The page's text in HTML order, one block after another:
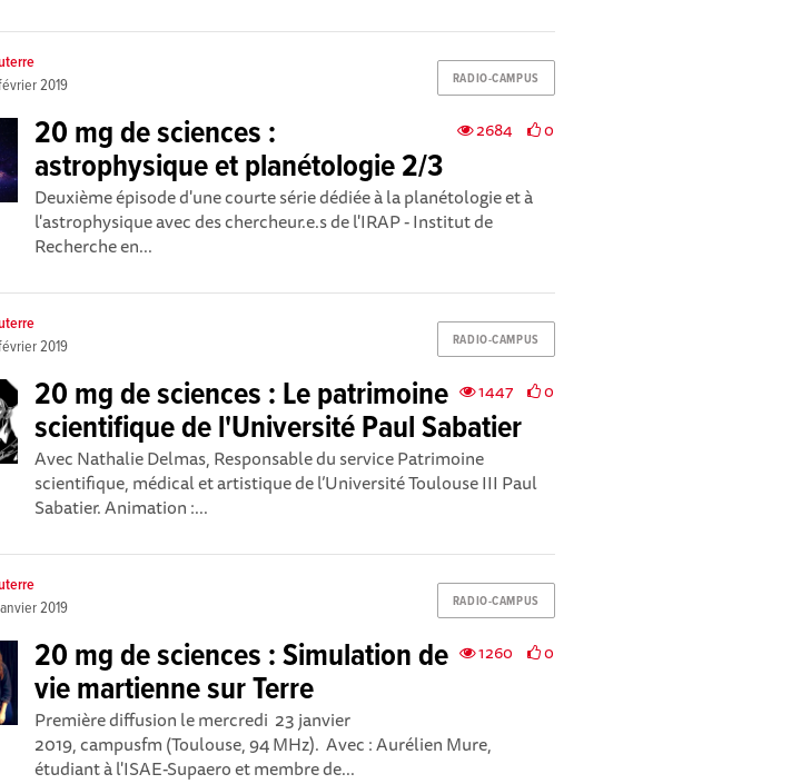
RADIO-CAMPUS
2019
2684 0
20 mg de sciences :
astrophysique et planétologie 2/3
Deuxième épisode d'une courte série dédiée à la planétologie et à
l'astrophysique avec des chercheur.e.s de l'IRAP - Institut de
Recherche en...
RADIO-CAMPUS
2019
1447 0
20 mg de sciences : Le patrimoine
scientifique de l'Université Paul Sabatier
Avec Nathalie Delmas, Responsable du service Patrimoine
scientifique, médical et artistique de l’Université Toulouse III Paul
Sabatier. Animation :...
RADIO-CAMPUS
2019
1260 0
20 mg de sciences : Simulation de
vie martienne sur Terre
Première diffusion le mercredi 23 janvier
2019, campusfm (Toulouse, 94 MHz). Avec : Aurélien Mure,
étudiant à l'ISAE-Supaero et membre de...